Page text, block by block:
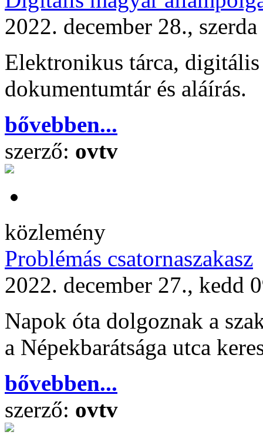
2022. december 28.,
Elektronikus tárca,
dokumentumtár és aláírás.
bővebben...
szerző: ovtv
közlemény
Problémás csatornaszakasz
2022. december 27., kedd
Napok óta dolgoznak a
a Népekbarátsága utca
bővebben...
szerző: ovtv